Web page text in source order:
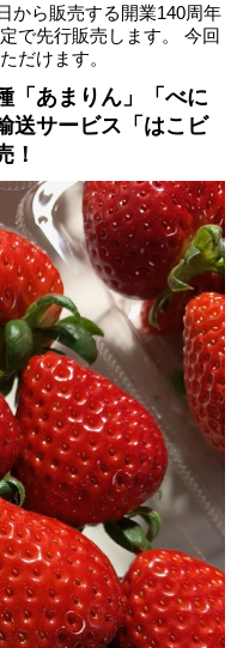
から販売する開業140周年
で先行販売します。 今回
だけます。
「あまりん」「べに
送サービス「はこビ
！